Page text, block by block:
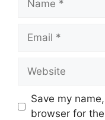
Save my
browser for